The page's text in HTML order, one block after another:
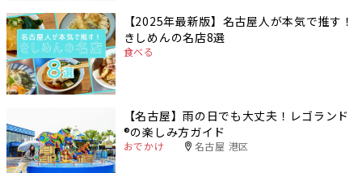
【2025年最新版】名古屋人が本気で推す！
きしめんの名店8選
食べる
【名古屋】雨の日でも大丈夫！レゴランド
®️の楽しみ方ガイド
おでかけ 名古屋 港区